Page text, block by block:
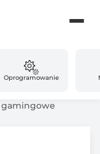
Oprogramowanie